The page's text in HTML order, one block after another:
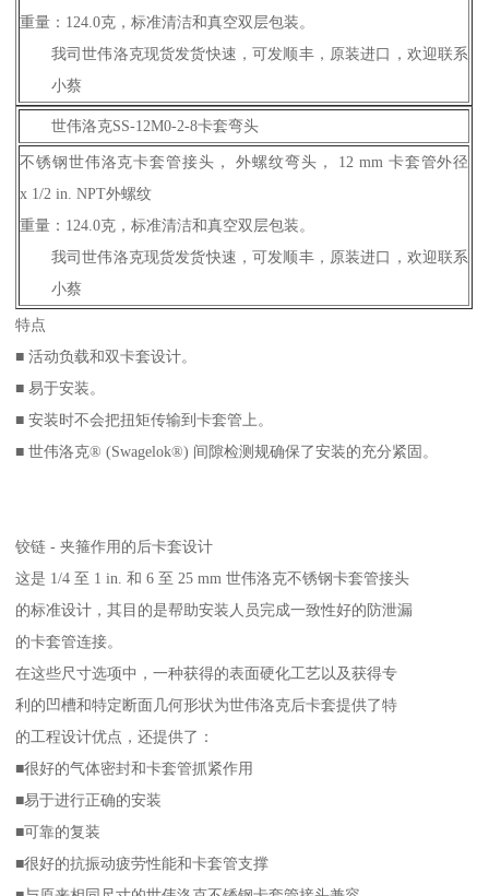
重量：124.0克，标准清洁和真空双层包装。
我司世伟洛克现货发货快速，可发顺丰，原装进口，欢迎联系
小蔡
世伟洛克SS-12M0-2-8卡套弯头
不锈钢世伟洛克卡套管接头， 外螺纹弯头， 12 mm 卡套管外径
x 1/2 in. NPT外螺纹
重量：124.0克，标准清洁和真空双层包装。
我司世伟洛克现货发货快速，可发顺丰，原装进口，欢迎联系
小蔡
特点
■ 活动负载和双卡套设计。
■ 易于安装。
■ 安装时不会把扭矩传输到卡套管上。
■ 世伟洛克® (Swagelok®) 间隙检测规确保了安装的充分紧固。
铰链 - 夹箍作用的后卡套设计
这是 1/4 至 1 in. 和 6 至 25 mm 世伟洛克不锈钢卡套管接头
的标准设计，其目的是帮助安装人员完成一致性好的防泄漏
的卡套管连接。
在这些尺寸选项中，一种获得的表面硬化工艺以及获得专
利的凹槽和特定断面几何形状为世伟洛克后卡套提供了特
的工程设计优点，还提供了：
■很好的气体密封和卡套管抓紧作用
■易于进行正确的安装
■可靠的复装
■很好的抗振动疲劳性能和卡套管支撑